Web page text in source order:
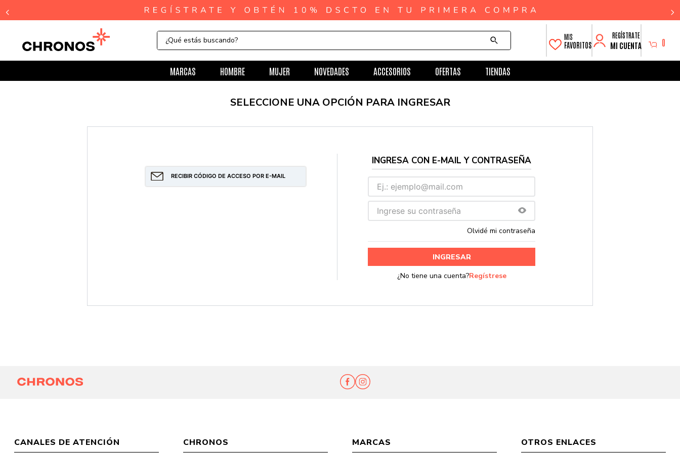
¿Qué estás buscando?
FAVORITOS MI CUENTA 0
MARCAS HOMBRE MUJER NOVEDADES ACCESORIOS OFERTAS TIENDAS
RECIBIR CÓDIGO DE ACCESO POR E-MAIL
Olvidé mi contraseña
Entrar
CANALES DE ATENCIÓN CHRONOS MARCAS OTROS ENLACES